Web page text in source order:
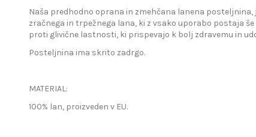
Naša predhodno oprana in zmehčana lanena
zračnega in trpežnega lana, ki z vsako uporabo postaja
proti glivične lastnosti, ki prispevajo k bolj zdravemu in
Posteljnina ima skrito zadrgo.
MATERIAL:
100% lan, proizveden v EU.